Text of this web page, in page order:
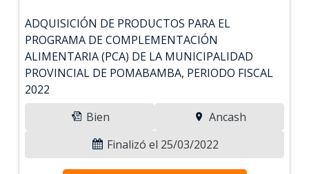
ADQUISICIÓN DE PRODUCTOS PARA EL
PROGRAMA DE COMPLEMENTACIÓN
ALIMENTARIA (PCA) DE LA MUNICIPALIDAD
PROVINCIAL DE POMABAMBA, PERIODO FISCAL
2022
Bien
Ancash
Finalizó el 25/03/2022